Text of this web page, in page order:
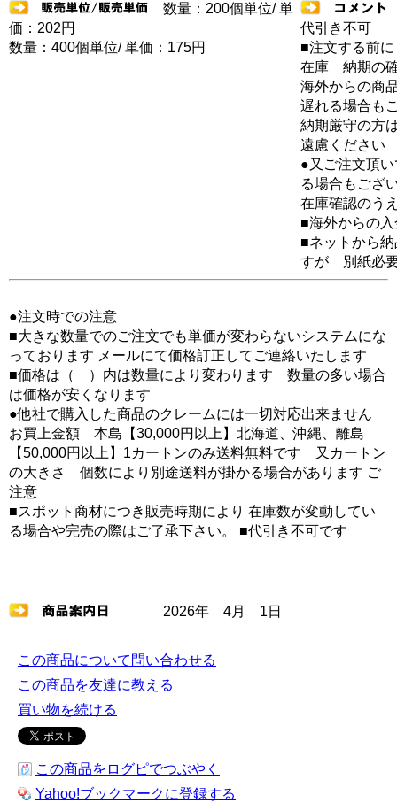
数量：200個単位/ 単
価：202円
数量：400個単位/ 単価：175円
代引き不可
■注文する前に
在庫 納期の
海外からの商
遅れる場合も
納期厳守の方
遠慮ください
●又ご注文頂
る場合もござ
在庫確認のう
■海外からの
■ネットから
すが 別紙必
●注文時での注意
■大きな数量でのご注文でも単価が変わらないシステムにな
っております メールにて価格訂正してご連絡いたします
■価格は（ ）内は数量により変わります 数量の多い場合
は価格が安くなります
●他社で購入した商品のクレームには一切対応出来ません
お買上金額 本島【30,000円以上】北海道、沖縄、離島
【50,000円以上】1カートンのみ送料無料です 又カートン
の大きさ 個数により別途送料が掛かる場合があります ご
注意
■スポット商材につき販売時期により 在庫数が変動してい
る場合や完売の際はご了承下さい。 ■代引き不可です
2026年 4月 1日
この商品について問い合わせる
この商品を友達に教える
買い物を続ける
この商品をログピでつぶやく
Yahoo!ブックマークに登録する